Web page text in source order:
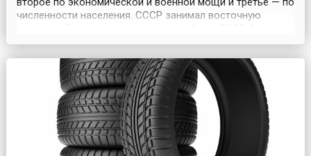
численности населения. СССР занимал восточную
создан 30 декабря 1922 года, когда I Съездом Советов
Союза ССР. Эта дата, когда Российская Советская...